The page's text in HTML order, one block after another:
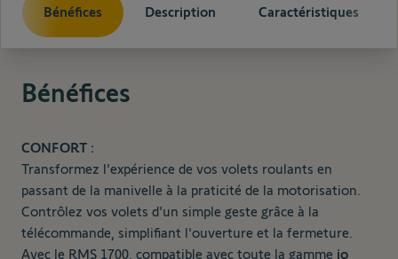
Bénéfices Description Caractéristiques
Bénéfices
CONFORT :
Transformez l'expérience de vos volets roulants en
passant de la manivelle à la praticité de la motorisation.
Contrôlez vos volets d'un simple geste grâce à la
télécommande, simplifiant l'ouverture et la fermeture.
Avec le RMS 1700, compatible avec toute la gamme io